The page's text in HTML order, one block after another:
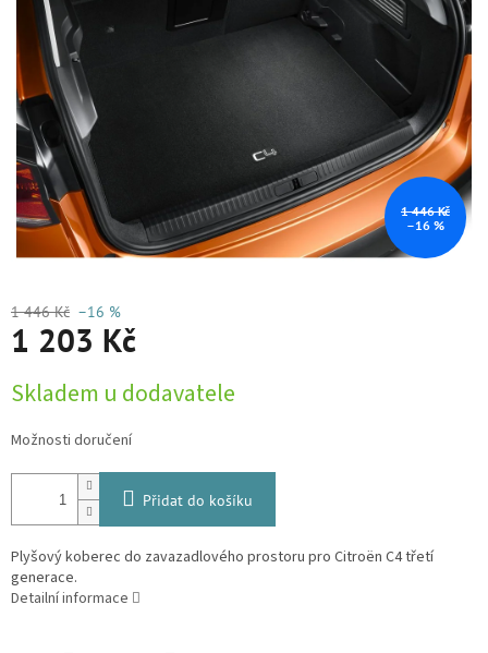
1 446 Kč
–16 %
1 446 Kč –16 %
1 203 Kč
cena:
Skladem u dodavatele
Možnosti doručení
Přidat do košíku
Plyšový koberec do zavazadlového prostoru pro Citroën C4 třetí
generace.
Detailní informace